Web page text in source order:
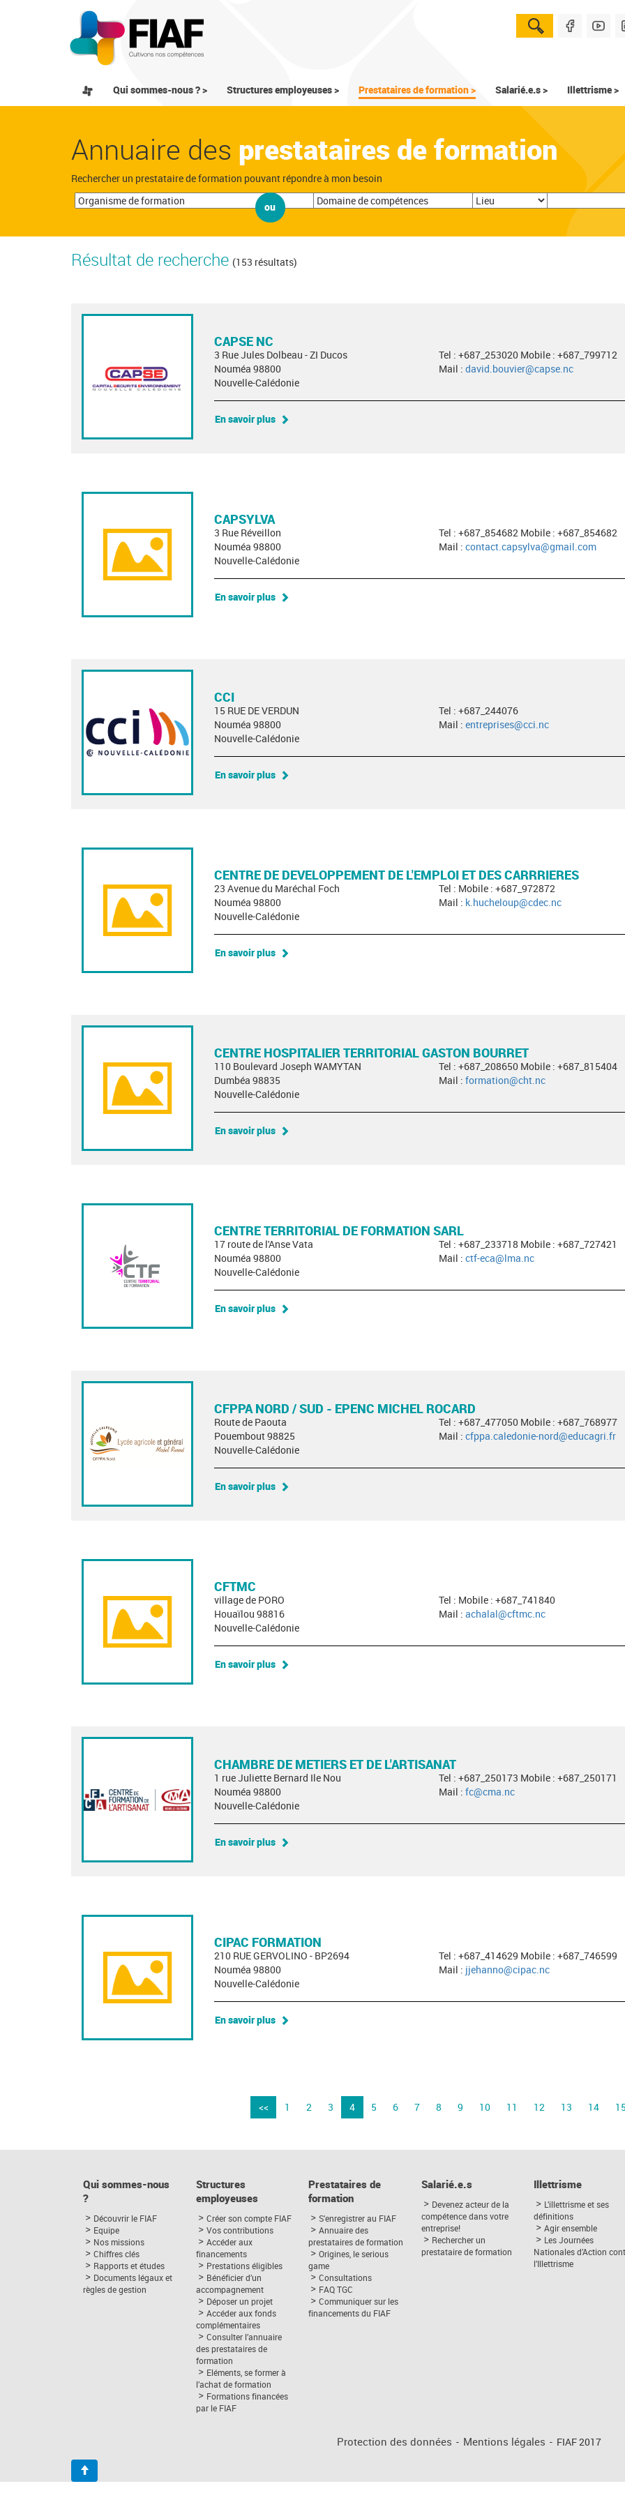
Qui sommes-nous ? > Structures employeuses > Prestataires de formation > Salarié.e.s > Illettrisme >
Annuaire des prestataires de formation
Rechercher un prestataire de formation pouvant répondre à mon besoin
ou
Résultat de recherche (153 résultats)
CAPSE NC
3 Rue Jules Dolbeau - ZI Ducos
Nouméa 98800
Nouvelle-Calédonie
Tel : +687_253020 Mobile : +687_799712
Mail : david.bouvier@capse.nc
En savoir plus
CAPSYLVA
3 Rue Réveillon
Nouméa 98800
Nouvelle-Calédonie
Tel : +687_854682 Mobile : +687_854682
Mail : contact.capsylva@gmail.com
En savoir plus
CCI
15 RUE DE VERDUN
Nouméa 98800
Nouvelle-Calédonie
Tel : +687_244076
Mail : entreprises@cci.nc
En savoir plus
CENTRE DE DEVELOPPEMENT DE L'EMPLOI ET DES CARRRIERES
23 Avenue du Maréchal Foch
Nouméa 98800
Nouvelle-Calédonie
Tel : Mobile : +687_972872
Mail : k.hucheloup@cdec.nc
En savoir plus
CENTRE HOSPITALIER TERRITORIAL GASTON BOURRET
110 Boulevard Joseph WAMYTAN
Dumbéa 98835
Nouvelle-Calédonie
Tel : +687_208650 Mobile : +687_815404
Mail : formation@cht.nc
En savoir plus
CENTRE TERRITORIAL DE FORMATION SARL
17 route de l'Anse Vata
Nouméa 98800
Nouvelle-Calédonie
Tel : +687_233718 Mobile : +687_727421
Mail : ctf-eca@lma.nc
En savoir plus
CFPPA NORD / SUD - EPENC MICHEL ROCARD
Route de Paouta
Pouembout 98825
Nouvelle-Calédonie
Tel : +687_477050 Mobile : +687_768977
Mail : cfppa.caledonie-nord@educagri.fr
En savoir plus
CFTMC
village de PORO
Houaïlou 98816
Nouvelle-Calédonie
Tel : Mobile : +687_741840
Mail : achalal@cftmc.nc
En savoir plus
CHAMBRE DE METIERS ET DE L'ARTISANAT
1 rue Juliette Bernard Ile Nou
Nouméa 98800
Nouvelle-Calédonie
Tel : +687_250173 Mobile : +687_250171
Mail : fc@cma.nc
En savoir plus
CIPAC FORMATION
210 RUE GERVOLINO - BP2694
Nouméa 98800
Nouvelle-Calédonie
Tel : +687_414629 Mobile : +687_746599
Mail : jjehanno@cipac.nc
En savoir plus
<< 1 2 3 4 5 6 7 8 9 10 11 12 13 14 15
Qui sommes-nous
?
Découvrir le FIAF
Equipe
Nos missions
Chiffres clés
Rapports et études
Documents légaux et
règles de gestion
Structures
employeuses
Créer son compte FIAF
Vos contributions
Accéder aux
financements
Prestations éligibles
Bénéficier d’un
accompagnement
Déposer un projet
Accéder aux fonds
complémentaires
Consulter l’annuaire
des prestataires de
formation
Eléments, se former à
l’achat de formation
Formations financées
par le FIAF
Prestataires de
formation
S'enregistrer au FIAF
Annuaire des
prestataires de formation
Origines, le serious
game
Consultations
FAQ TGC
Communiquer sur les
financements du FIAF
Salarié.e.s
Devenez acteur de la
compétence dans votre
entreprise!
Rechercher un
prestataire de formation
Illettrisme
L’illettrisme et ses
définitions
Agir ensemble
Les Journées
Nationales d’Action
l’Illettrisme
Protection des données - Mentions légales - FIAF 2017